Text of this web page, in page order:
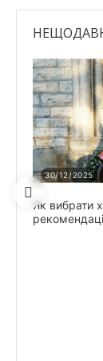
30/12/2025
Як вибрати